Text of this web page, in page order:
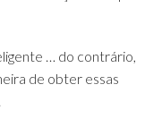
… do contrário,
de obter essas